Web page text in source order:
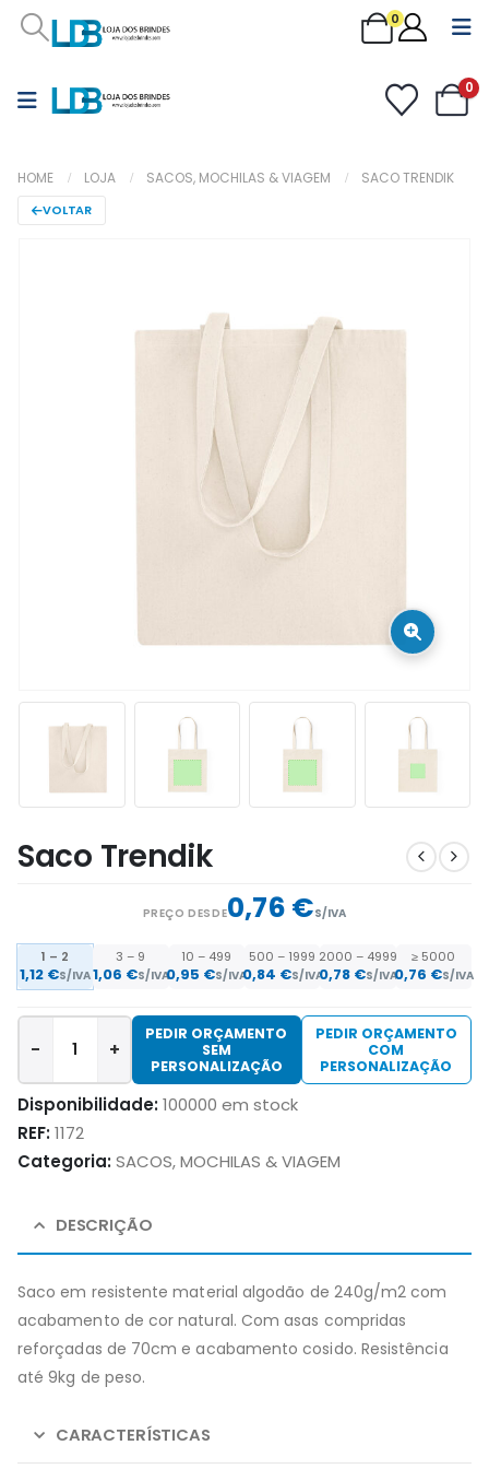
0
0
HOME LOJA SACOS, MOCHILAS & VIAGEM SACO TRENDIK
VOLTAR
Saco Trendik
PREÇO DESDE0,76 €S/IVA
1 – 2
1,12 €S/IVA
3 – 9
1,06 €S/IVA
10 – 499
0,95 €S/IVA
500 – 1999
0,84 €S/IVA
2000 – 4999
0,78 €S/IVA
≥ 5000
0,76 €S/IVA
- +
PEDIR ORÇAMENTO
SEM
PERSONALIZAÇÃO
PEDIR ORÇAMENTO
COM
PERSONALIZAÇÃO
Disponibilidade:100000 em stock
REF:1172
Categoria:SACOS, MOCHILAS & VIAGEM
DESCRIÇÃO
Saco em resistente material algodão de 240g/m2 com
acabamento de cor natural. Com asas compridas
reforçadas de 70cm e acabamento cosido. Resistência
até 9kg de peso.
CARACTERÍSTICAS